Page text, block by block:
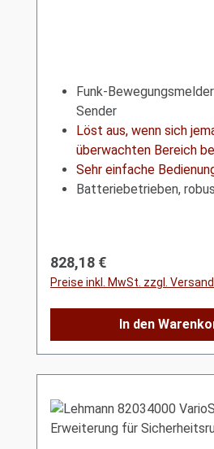
Funk-
Sender
Löst aus, wenn sich
überwachten Bereich
Sehr einfache
Batteriebetrieben,
Regulärer Preis:
828,18 €
Preise inkl. MwSt. zzgl.
In den